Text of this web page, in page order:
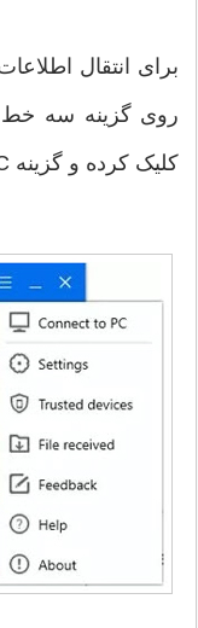
برای انتقال
روی گزینه سه خط
کلیک کرده و گزینه Connect to PC را انتخاب کنید.